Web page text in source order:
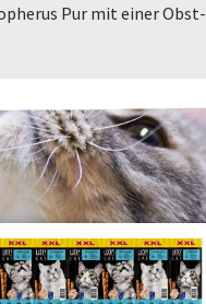
Pur mit einer Obst-